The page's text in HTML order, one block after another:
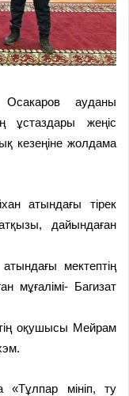
Осакаров ауданы
жеңіс
кезеңіне жолдама
атындағы тірек
дайындаған
мектептің
мұғалімі- Багизат
оқушысы Мейрам
«Тұлпар мініп, ту